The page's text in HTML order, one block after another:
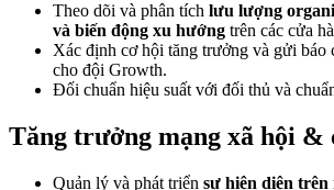
Theo dõi và phân tích lưu lượng
và biến động xu hướng trên các cửa
Xác định cơ hội tăng trưởng và gửi báo
cho đội Growth.
Đối chuẩn hiệu suất với đối thủ và
Tăng trưởng mạng xã hội &
Quản lý và phát triển sự hiện diện trên